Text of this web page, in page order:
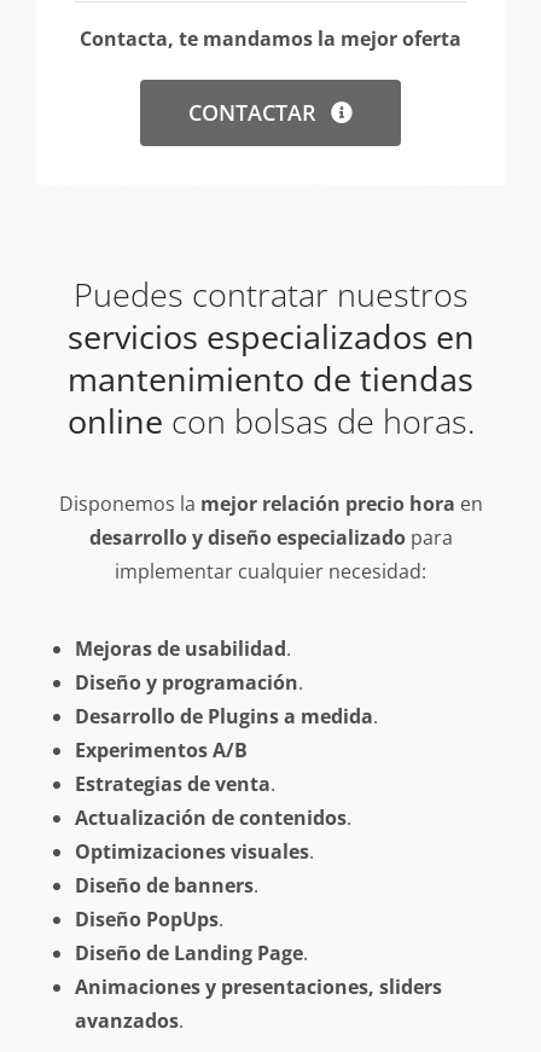
Contacta, te mandamos la mejor oferta
CONTACTAR
Puedes contratar nuestros
servicios especializados en
mantenimiento de tiendas
online con bolsas de horas.
Disponemos la mejor relación precio hora en
desarrollo y diseño especializadopara
implementar cualquier necesidad:
Mejoras de usabilidad.
Diseño y programación.
Desarrollo de Plugins a medida.
Experimentos A/B
Estrategias de venta.
Actualización de contenidos.
Optimizaciones visuales.
Diseño de banners.
Diseño PopUps.
Diseño de Landing Page.
Animaciones y presentaciones, sliders
avanzados.